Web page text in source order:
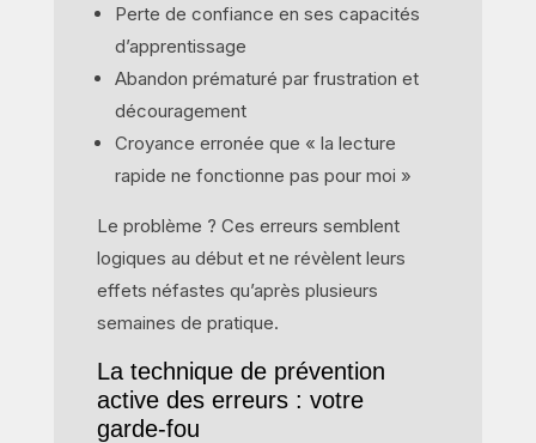
Perte de confiance en ses capacités
d’apprentissage
Abandon prématuré par frustration et
découragement
Croyance erronée que « la lecture
rapide ne fonctionne pas pour moi »
Le problème ? Ces erreurs semblent
logiques au début et ne révèlent leurs
effets néfastes qu’après plusieurs
semaines de pratique.
La technique de prévention
active des erreurs : votre
garde-fou